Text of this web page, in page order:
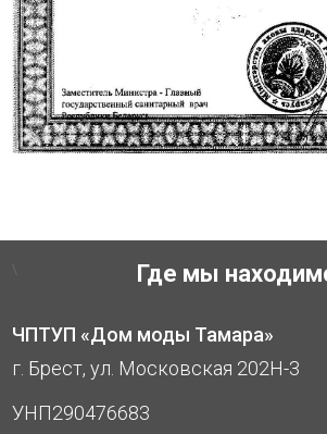
Где мы
ЧПТУП «Дом моды Тамара»
г. Брест, ул. Московская 202Н-3
УНП290476683